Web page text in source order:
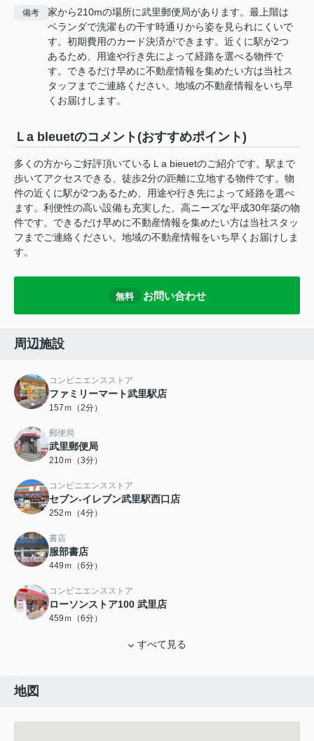
備考
家から210mの場所に武里郵便局があります。最上階は
ベランダで洗濯もの干す時通りから姿を見られにくいで
す。初期費用のカード決済ができます。近くに駅が2つ
あるため、用途や行き先によって経路を選べる物件で
す。できるだけ早めに不動産情報を集めたい方は当社ス
タッフまでご連絡ください。地域の不動産情報をいち早
くお届けします。
Ｌa bleuetのコメント(おすすめポイント)
多くの方からご好評頂いているＬa bieuetのご紹介です。駅まで
歩いてアクセスできる、徒歩2分の距離に立地する物件です。物
件の近くに駅が2つあるため、用途や行き先によって経路を選べ
ます。利便性の高い設備も充実した、高ニーズな平成30年築の物
件です。できるだけ早めに不動産情報を集めたい方は当社スタッ
フまでご連絡ください。地域の不動産情報をいち早くお届けしま
す。
無料 お問い合わせ
周辺施設
コンビニエンスストア
ファミリーマート武里駅店
157ｍ（2分）
郵便局
武里郵便局
210ｍ（3分）
コンビニエンスストア
セブン-イレブン武里駅西口店
252ｍ（4分）
書店
服部書店
449ｍ（6分）
コンビニエンスストア
ローソンストア100 武里店
459ｍ（6分）
すべて見る
地図